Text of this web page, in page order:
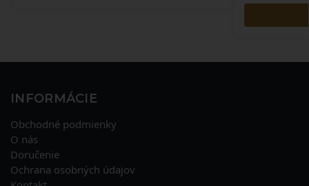
INFORMÁCIE
Obchodné podmienky
O nás
Doručenie
Ochrana osobných údajov